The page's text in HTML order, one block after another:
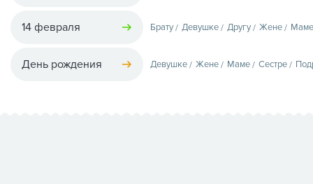
14 февраля Брату Девушке Другу Жене Маме
День рождения Девушке Жене Маме Сестре